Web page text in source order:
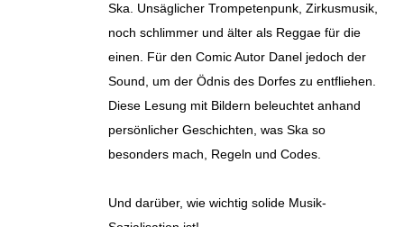
Ska. Unsäglicher Trompetenpunk, Zirkusmusik,
noch schlimmer und älter als Reggae für die
einen. Für den Comic Autor Danel jedoch der
Sound, um der Ödnis des Dorfes zu entfliehen.
Diese Lesung mit Bildern beleuchtet anhand
persönlicher Geschichten, was Ska so
besonders mach, Regeln und Codes.
Und darüber, wie wichtig solide Musik-